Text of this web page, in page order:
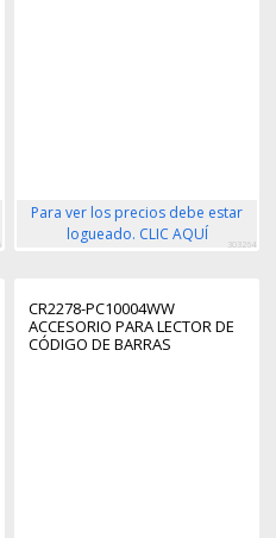
Para ver los precios debe estar
logueado. CLIC AQUÍ
303264
CR2278-PC10004WW
ACCESORIO PARA LECTOR DE
CÓDIGO DE BARRAS